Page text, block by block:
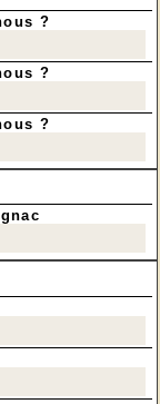
?
?
?